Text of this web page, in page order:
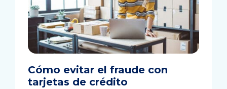
Cómo evitar el fraude con
tarjetas de crédito